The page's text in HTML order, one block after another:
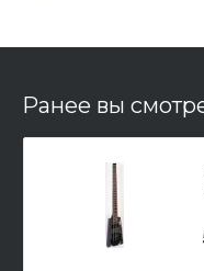
Ранее вы